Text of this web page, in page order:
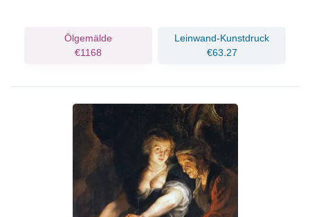
Ölgemälde
€1168
Leinwand-Kunstdruck
€63.27